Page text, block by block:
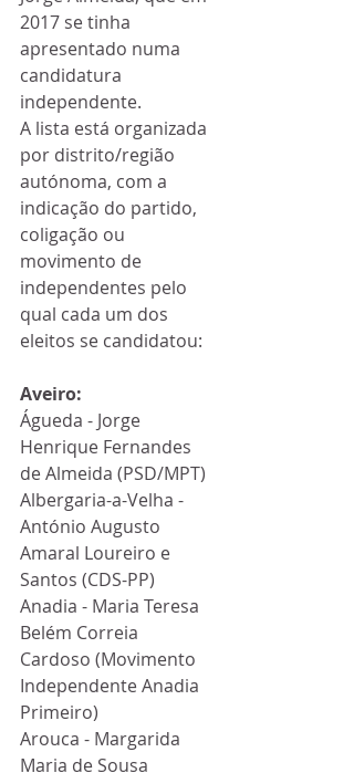
2017 se tinha
apresentado numa
candidatura
independente.
A lista está organizada
por distrito/região
autónoma, com a
indicação do partido,
coligação ou
movimento de
independentes pelo
qual cada um dos
eleitos se candidatou:
Aveiro:
Águeda - Jorge
Henrique Fernandes
de Almeida (PSD/MPT)
Albergaria-a-Velha -
António Augusto
Amaral Loureiro e
Santos (CDS-PP)
Anadia - Maria Teresa
Belém Correia
Cardoso (Movimento
Independente Anadia
Primeiro)
Arouca - Margarida
Maria de Sousa